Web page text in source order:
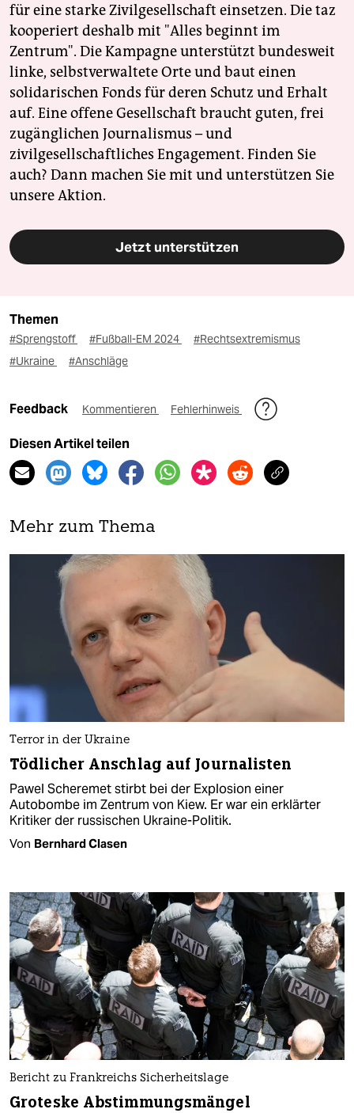
für eine starke Zivilgesellschaft einsetzen. Die taz
kooperiert deshalb mit "Alles beginnt im
Zentrum". Die Kampagne unterstützt bundesweit
linke, selbstverwaltete Orte und baut einen
solidarischen Fonds für deren Schutz und Erhalt
auf. Eine offene Gesellschaft braucht guten, frei
zugänglichen Journalismus – und
zivilgesellschaftliches Engagement. Finden Sie
auch? Dann machen Sie mit und unterstützen Sie
unsere Aktion.
Jetzt unterstützen
Themen
#Sprengstoff #Fußball-EM 2024
#Rechtsextremismus
#Ukraine
#Anschläge
Feedback Kommentieren Fehlerhinweis
Diesen Artikel teilen
Mehr zum Thema
Terror in der Ukraine
Tödlicher Anschlag auf Journalisten
Pawel Scheremet stirbt bei der Explosion einer
Autobombe im Zentrum von Kiew. Er war ein erklärter
Kritiker der russischen Ukraine-Politik.
Von Bernhard Clasen
Bericht zu Frankreichs Sicherheitslage
Groteske Abstimmungsmängel